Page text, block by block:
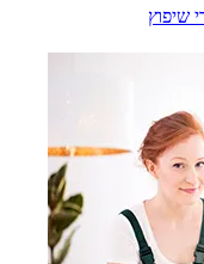
שיפוץ